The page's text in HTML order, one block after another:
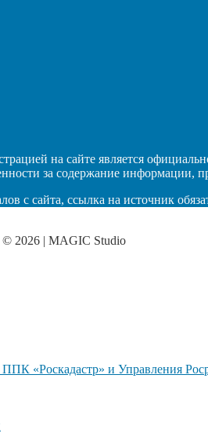
на сайте является
за содержание информации,
с сайта, ссылка на источник
© 2026 | MAGIC Studio
«Роскадастр» и Управления